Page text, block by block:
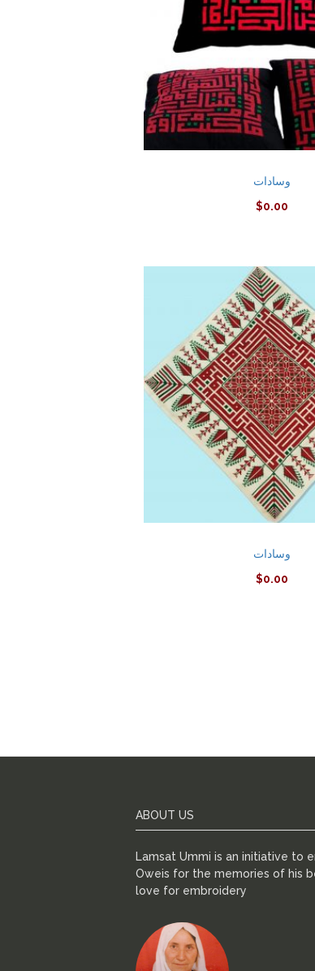
وسادات
$0.00
وسادات
$0.00
ABOUT US
Lamsat Ummi is an initiative to
Oweis for the memories of his
love for embroidery